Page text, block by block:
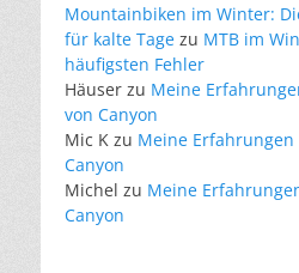
Mountainbiken im Winter:
für kalte Tage zu MTB im
häufigsten Fehler
Häuser zu Meine
von Canyon
Mic K zu Meine
Canyon
Michel zu Meine
Canyon